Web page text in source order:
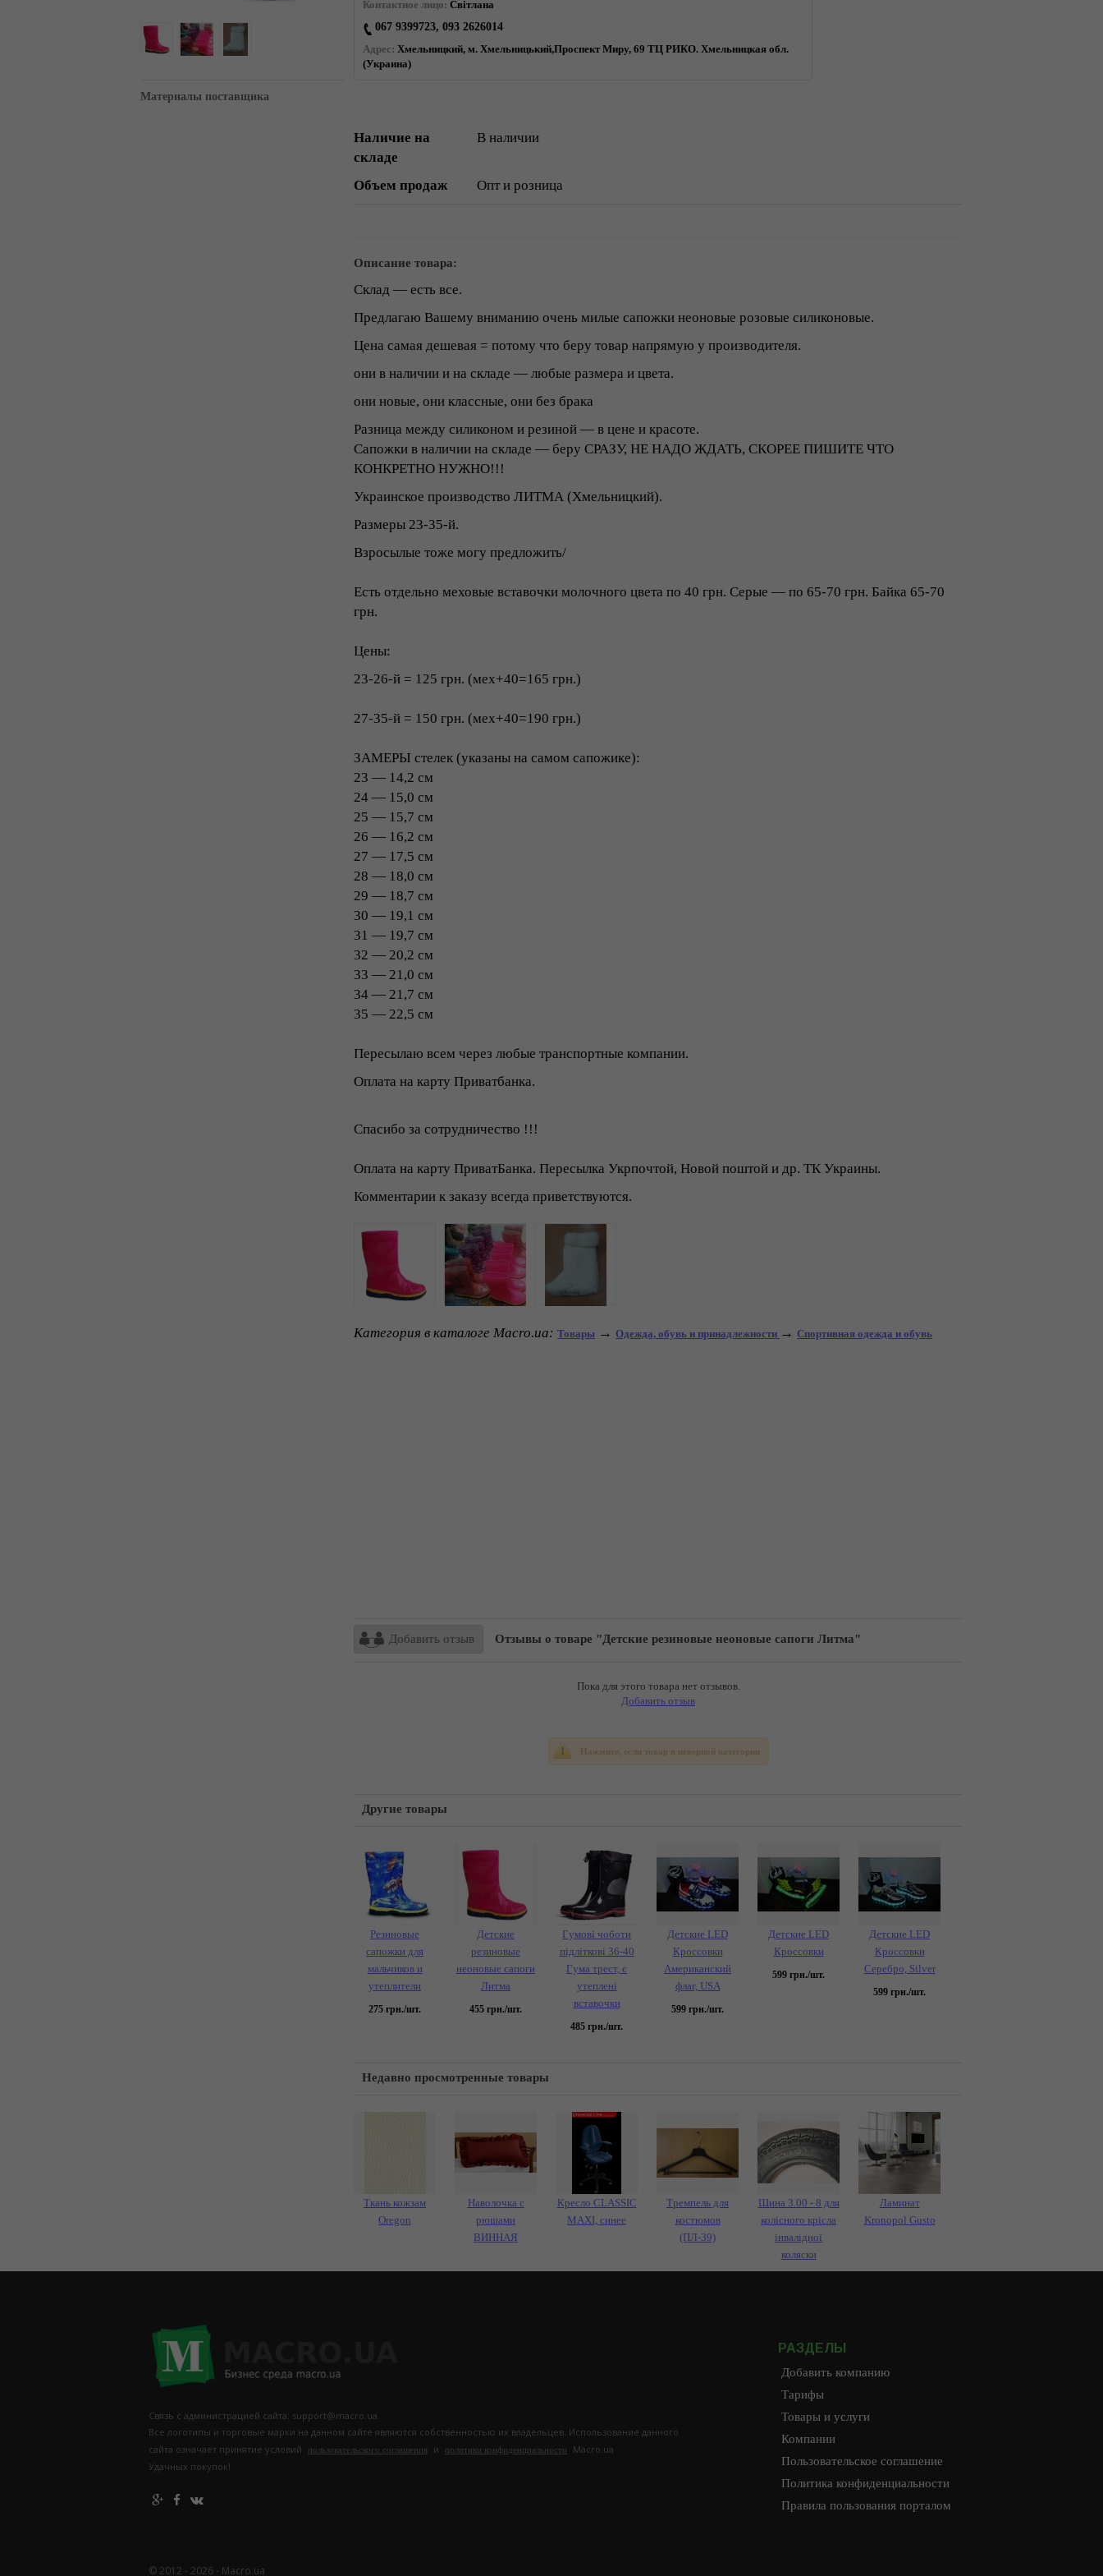
Материалы поставщика
Контактное лицо: Світлана
067 9399723, 093 2626014
Адрес: Хмельницкий, м. Хмельницький,Проспект Миру, 69 ТЦ РИКО. Хмельницкая обл.
(Украина)
Наличие на
складе
В наличии
Объем продаж Опт и розница
Описание товара:
Склад ― есть все.
Предлагаю Вашему вниманию очень милые сапожки неоновые розовые силиконовые.
Цена самая дешевая = потому что беру товар напрямую у производителя.
они в наличии и на складе ― любые размера и цвета.
они новые, они классные, они без брака
Разница между силиконом и резиной ― в цене и красоте.
Сапожки в наличии на складе ― беру СРАЗУ, НЕ НАДО ЖДАТЬ, СКОРЕЕ ПИШИТЕ ЧТО
КОНКРЕТНО НУЖНО!!!
Украинское производство ЛИТМА (Хмельницкий).
Размеры 23-35-й.
Взросылые тоже могу предложить/
Есть отдельно меховые вставочки молочного цвета по 40 грн. Серые ― по 65-70 грн. Байка 65-70
грн.
Цены:
23-26-й = 125 грн. (мех+40=165 грн.)
27-35-й = 150 грн. (мех+40=190 грн.)
ЗАМЕРЫ стелек (указаны на самом сапожике):
23 ― 14,2 см
24 ― 15,0 см
25 ― 15,7 см
26 ― 16,2 см
27 ― 17,5 см
28 ― 18,0 см
29 ― 18,7 см
30 ― 19,1 см
31 ― 19,7 см
32 ― 20,2 см
33 ― 21,0 см
34 ― 21,7 см
35 ― 22,5 см
Пересылаю всем через любые транспортные компании.
Оплата на карту Приватбанка.
Спасибо за сотрудничество !!!
Оплата на карту ПриватБанка. Пересылка Укрпочтой, Новой поштой и др. ТК Украины.
Комментарии к заказу всегда приветствуются.
Категория в каталоге Macro.ua: Товары → Одежда, обувь и принадлежности → Спортивная одежда и обувь
Добавить отзыв Отзывы о товаре "Детские резиновые неоновые сапоги Литма"
Пока для этого товара нет отзывов.
Добавить отзыв
Нажмите, если товар в неверной категории
Другие товары
Резиновые
сапожки для
мальчиков и
утеплители
275 грн./шт.
Детские
резиновые
неоновые сапоги
Литма
455 грн./шт.
Гумові чоботи
підліткові 36-40
Гума трест, є
утеплені
вставочки
485 грн./шт.
Детские LED
Кроссовки
Американский
флаг, USA
599 грн./шт.
Детские LED
Кроссовки
599 грн./шт.
Детские LED
Кроссовки
Серебро, Silver
599 грн./шт.
Недавно просмотренные товары
Ткань кожзам
Oregon
Наволочка с
рюшами
ВИННАЯ
Кресло CLASSIC
MAXI, синее
Тремпель для
костюмов
(ПЛ-39)
Шина 3.00 - 8 для
колісного крісла
інвалідної
коляски
Ламинат
Kronopol Gusto
Связь с администрацией сайта: support@macro.ua.
Все логотипы и торговые марки на данном сайте являются собственностью их владельцев. Использование данного
сайта означает принятие условий
пользовательского соглашения и политики конфиденциальности
Macro.ua
Удачных покупок!
© 2012 - 2026 - Macro.ua
РАЗДЕЛЫ
Добавить компанию
Тарифы
Товары и услуги
Компании
Пользовательское соглашение
Политика конфиденциальности
Правила пользования порталом